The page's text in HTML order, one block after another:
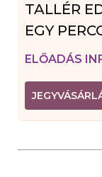
TALLÉR
EGY
ELŐADÁS